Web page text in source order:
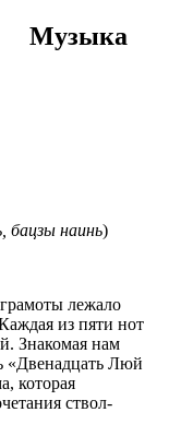
Музыка
бацзы наинь)
лежало
из пяти нот
Знакомая нам
«Двенадцать Люй
которая
ствол-